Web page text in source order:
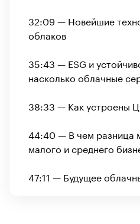
32:09 — Новейшие
облаков
35:43 — ESG и
насколько облачные
38:33 — Как устроены
44:40 — В чем разница
малого и среднего
47:11 — Будущее